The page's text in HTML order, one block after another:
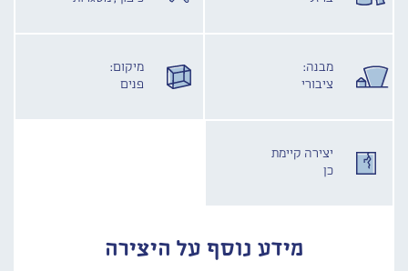
מבנה:
ציבורי
מיקום:
פנים
יצירה קיימת
כן
מידע נוסף על היצירה